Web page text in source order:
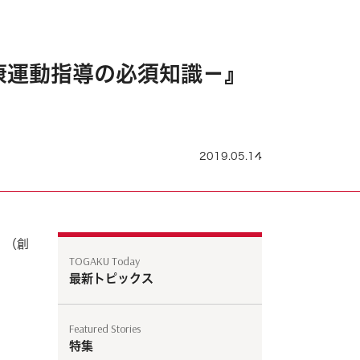
動指導の必須知識－』
2019.05.14
創
TOGAKU Today
最新トピックス
Featured Stories
特集